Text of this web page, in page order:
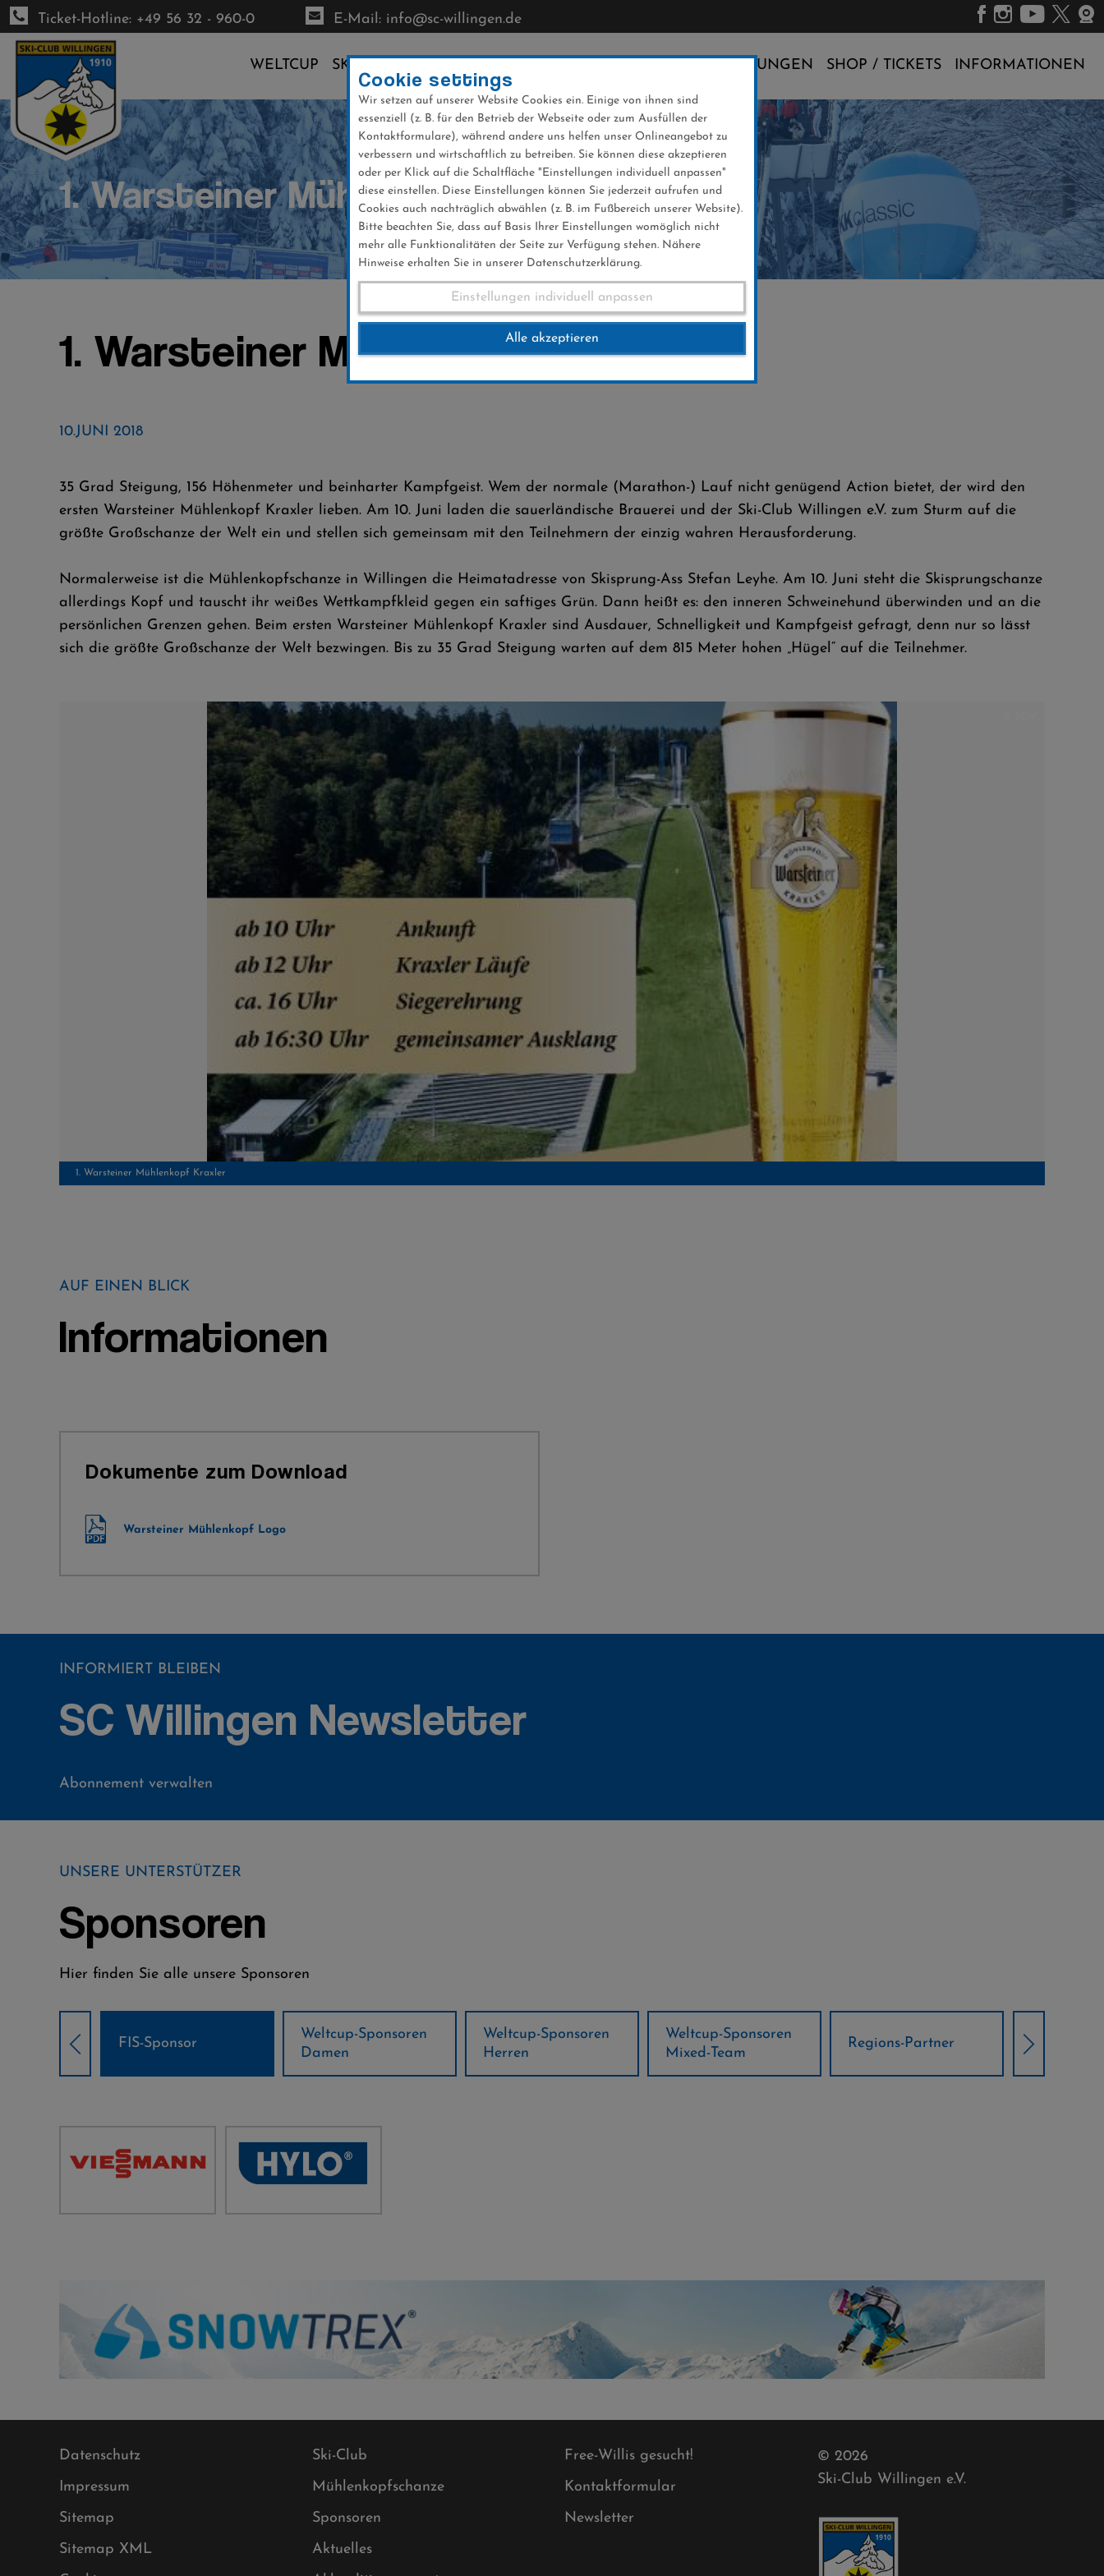
Direkt
zum
Inhalt
Ticket-Hotline: +49 56 32 - 960-0 E-Mail: info@sc-willingen.de
WELTCUP SKI-CLUB VERANSTALTUNGEN SHOP / TICKETS INFORMATIONEN
1. Warsteiner Mühlenkopf Kraxler
1. Warsteiner Mühlenkopf Kraxler
10.JUNI 2018
35 Grad Steigung, 156 Höhenmeter und beinharter Kampfgeist. Wem der normale (Marathon-) Lauf nicht genügend Action bietet, der wird den
ersten Warsteiner Mühlenkopf Kraxler lieben. Am 10. Juni laden die sauerländische Brauerei und der Ski-Club Willingen e.V. zum Sturm auf die
größte Großschanze der Welt ein und stellen sich gemeinsam mit den Teilnehmern der einzig wahren Herausforderung.
Normalerweise ist die Mühlenkopfschanze in Willingen die Heimatadresse von Skisprung-Ass Stefan Leyhe. Am 10. Juni steht die Skisprungschanze
allerdings Kopf und tauscht ihr weißes Wettkampfkleid gegen ein saftiges Grün. Dann heißt es: den inneren Schweinehund überwinden und an die
persönlichen Grenzen gehen. Beim ersten Warsteiner Mühlenkopf Kraxler sind Ausdauer, Schnelligkeit und Kampfgeist gefragt, denn nur so lässt
sich die größte Großschanze der Welt bezwingen. Bis zu 35 Grad Steigung warten auf dem 815 Meter hohen „Hügel“ auf die Teilnehmer.
1. Warsteiner Mühlenkopf Kraxler
AUF EINEN BLICK
Informationen
Dokumente zum Download
Warsteiner Mühlenkopf Logo
Cookie settings
Wir setzen auf unserer Website Cookies ein. Einige von ihnen sind
essenziell (z. B. für den Betrieb der Webseite oder zum Ausfüllen der
Kontaktformulare), während andere uns helfen unser Onlineangebot zu
verbessern und wirtschaftlich zu betreiben. Sie können diese akzeptieren
oder per Klick auf die Schaltfläche "Einstellungen individuell anpassen"
diese einstellen. Diese Einstellungen können Sie jederzeit aufrufen und
Cookies auch nachträglich abwählen (z. B. im Fußbereich unserer Website).
Bitte beachten Sie, dass auf Basis Ihrer Einstellungen womöglich nicht
mehr alle Funktionalitäten der Seite zur Verfügung stehen. Nähere
Hinweise erhalten Sie in unserer Datenschutzerklärung.
Einstellungen individuell anpassen
Alle akzeptieren
INFORMIERT BLEIBEN
SC Willingen Newsletter
Abonnement verwalten
UNSERE UNTERSTÜTZER
Sponsoren
Hier finden Sie alle unsere Sponsoren
Weltcup-Sponsoren
Damen
Weltcup-Sponsoren
Herren
Weltcup-Sponsoren
Mixed-Team
Regions-Partner
Örtliche Weltcup-
Partner
Klima
Datenschutz
Impressum
Sitemap
Sitemap XML
Ski-Club
Mühlenkopfschanze
Sponsoren
Aktuelles
Free-Willis gesucht!
Kontaktformular
Newsletter
© 2026
Ski-Club Willingen e.V.